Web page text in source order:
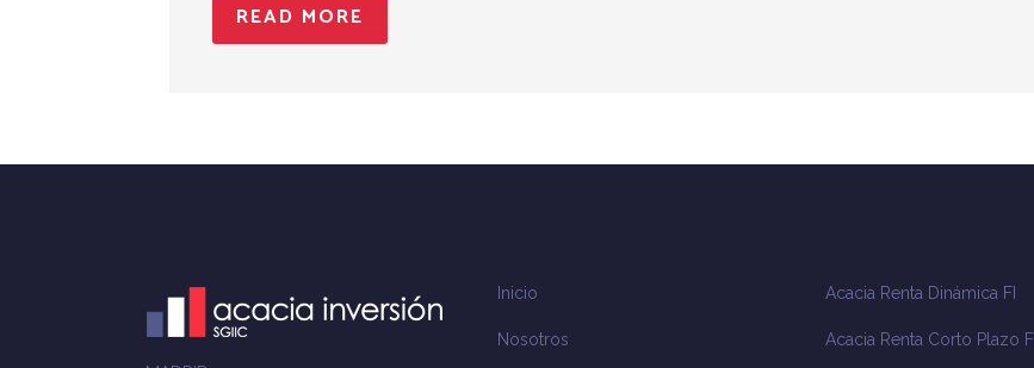
READ MORE
Inicio
Nosotros
Acacia Renta Dinámica FI
Acacia Renta Corto Plazo FI